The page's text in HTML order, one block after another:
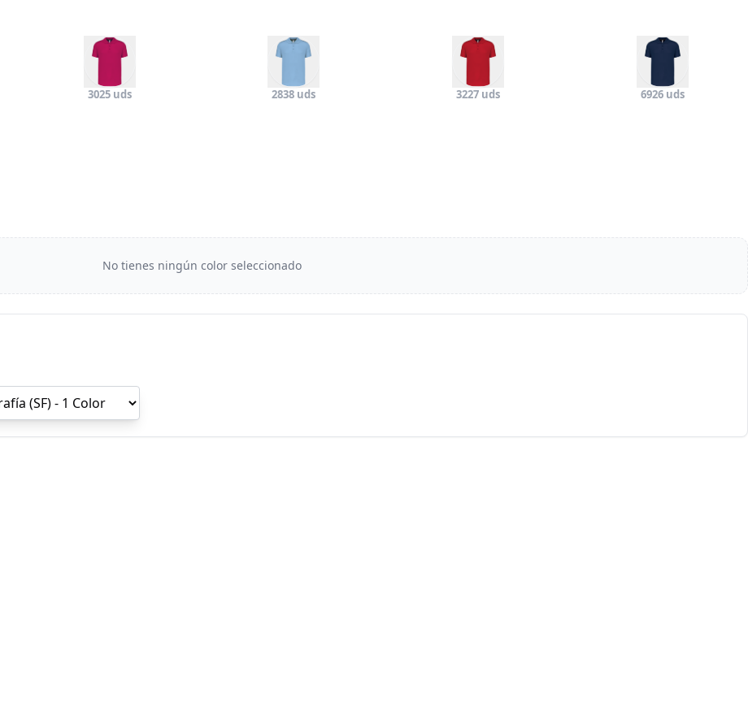
3025 uds 2838 uds 3227 uds 6926 uds
No tienes ningún color seleccionado